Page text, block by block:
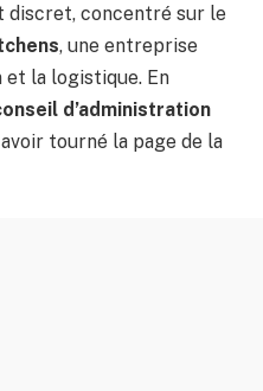
discret, concentré sur le
, une entreprise
la logistique. En
d’administration
tourné la page de la